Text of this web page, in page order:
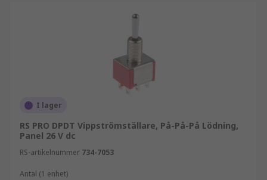
I lager
RS PRO DPDT Vippströmställare, På-På-På Lödning,
Panel 26 V dc
RS-artikelnummer 734-7053
Antal (1 enhet)